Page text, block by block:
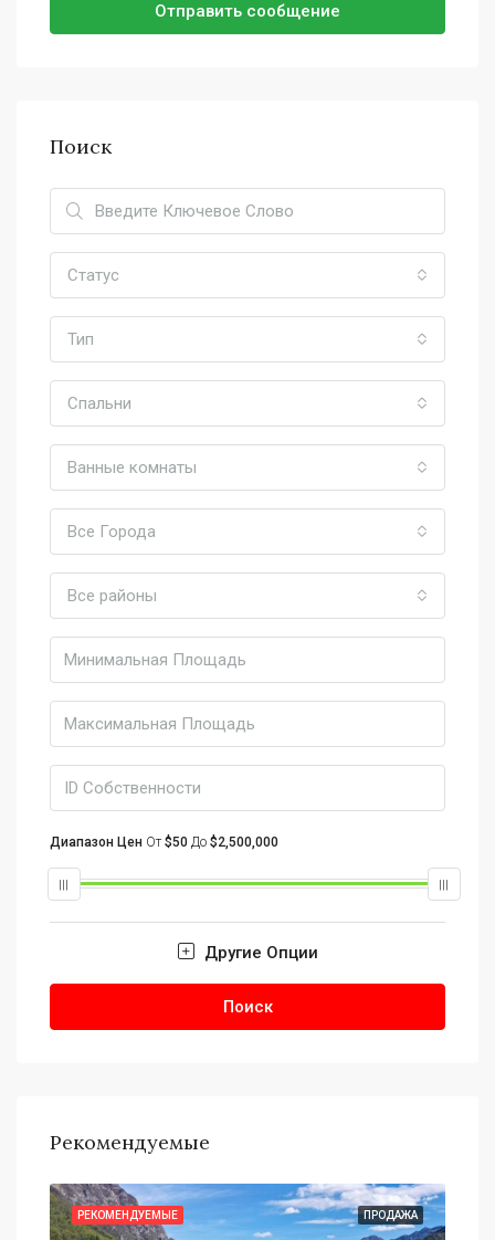
Отправить сообщение
Поиск
Статус
Тип
Спальни
Ванные комнаты
Все Города
Все районы
Диапазон Цен От$50 До $2,500,000
Другие Опции
Поиск
Рекомендуемые
ПРОДАЖА
РЕКОМЕНДУЕМЫЕ